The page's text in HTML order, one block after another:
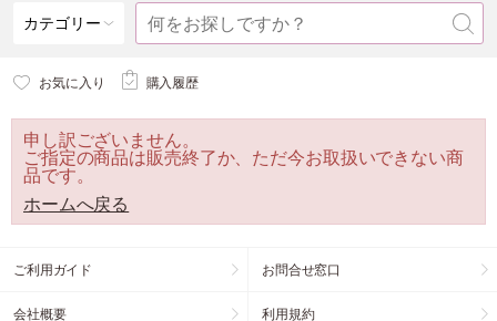
カテゴリー
お気に入り 購入履歴
申し訳ございません。
ご指定の商品は販売終了か、ただ今お取扱いできない商
品です。
ホームへ戻る
ご利用ガイド お問合せ窓口
会社概要 利用規約